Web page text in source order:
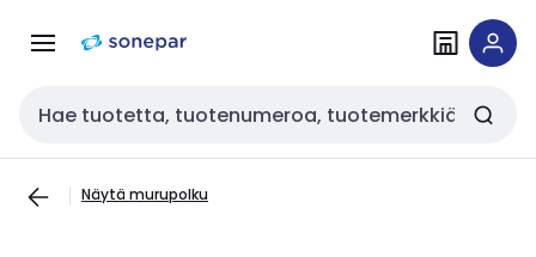
navigointiinsisältöön
Haku
Näytä murupolku